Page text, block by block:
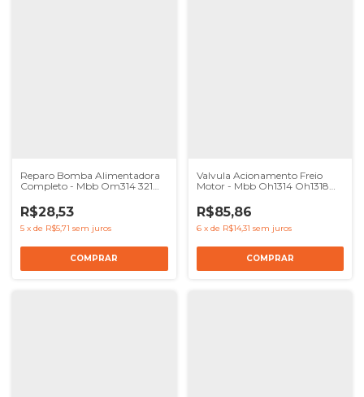
Reparo Bomba Alimentadora
Completo - Mbb Om314 321
R$28,53
5 x de R$5,71 sem juros
Valvula Acionamento Freio
Motor - Mbb Oh1314 Oh1318
R$85,86
6 x de R$14,31 sem juros